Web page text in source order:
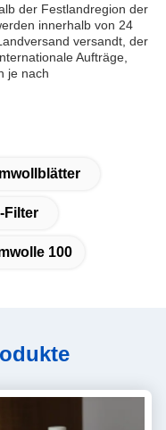
der Festlandregion der
innerhalb von 24
versandt, der
Aufträge,
je nach
Filter
100